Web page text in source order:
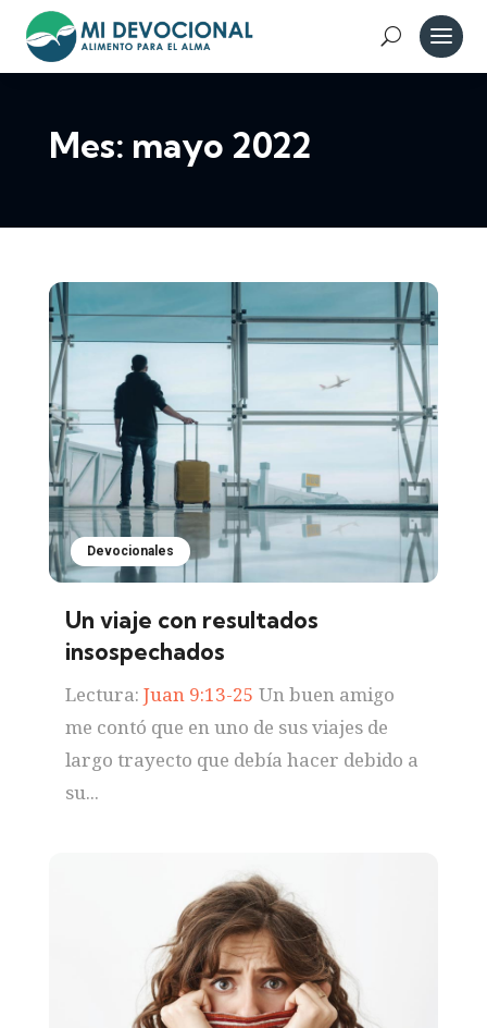
Mes: mayo 2022
Devocionales
Un viaje con resultados
insospechados
Lectura: Juan 9:13-25 Un buen amigo
me contó que en uno de sus viajes de
largo trayecto que debía hacer debido a
su...